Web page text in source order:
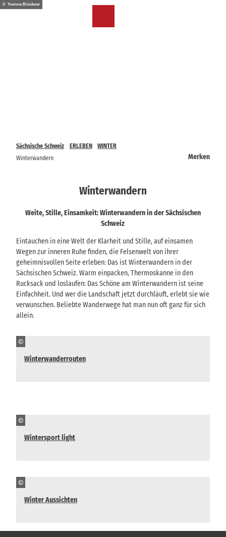
Z© Yvonne Brückner
Sächsische Schweiz ERLEBEN
WINTER
Winterwandern
Merken
Winterwandern
Weite, Stille, Einsamkeit: Winterwandern in der Sächsischen
Schweiz
Eintauchen in eine Welt der Klarheit und Stille, auf einsamen
Wegen zur inneren Ruhe finden, die Felsenwelt von ihrer
geheimnisvollen Seite erleben: Das ist Winterwandern in der
Sächsischen Schweiz. Warm einpacken, Thermoskanne in den
Rucksack und loslaufen: Das Schöne am Winterwandern ist seine
Einfachheit. Und wer die Landschaft jetzt durchläuft, erlebt sie wie
verwunschen. Beliebte Wanderwege hat man nun oft ganz für sich
allein.
©
Winterwanderrouten
©
Wintersport light
©
Winter Aussichten